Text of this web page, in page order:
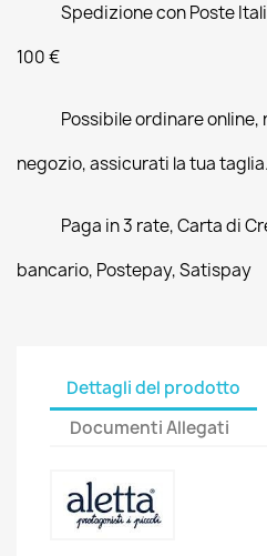
Spedizione con Poste
100 €
Possibile ordinare
negozio, assicurati la tua taglia.
Paga in 3 rate, Carta di
bancario, Postepay, Satispay
Dettagli del prodotto
Documenti Allegati